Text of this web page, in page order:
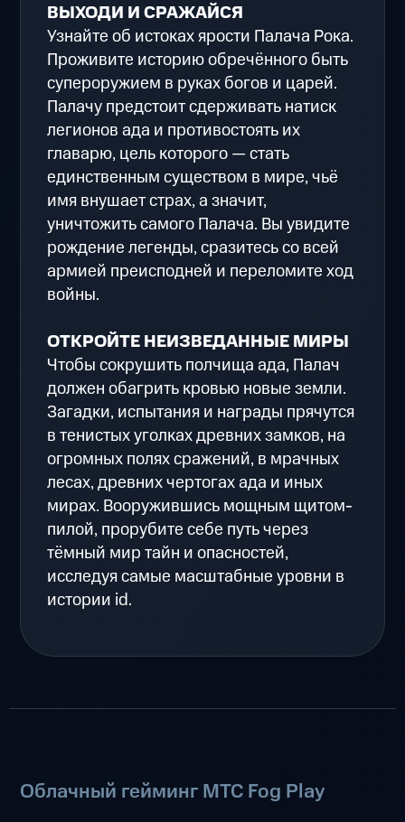
ВЫХОДИ И СРАЖАЙСЯ
Узнайте об истоках ярости Палача Рока.
Проживите историю обречённого быть
супероружием в руках богов и царей.
Палачу предстоит сдерживать натиск
легионов ада и противостоять их
главарю, цель которого — стать
единственным существом в мире, чьё
имя внушает страх, а значит,
уничтожить самого Палача. Вы увидите
рождение легенды, сразитесь со всей
армией преисподней и переломите ход
войны.
ОТКРОЙТЕ НЕИЗВЕДАННЫЕ МИРЫ
Чтобы сокрушить полчища ада, Палач
должен обагрить кровью новые земли.
Загадки, испытания и награды прячутся
в тенистых уголках древних замков, на
огромных полях сражений, в мрачных
лесах, древних чертогах ада и иных
мирах. Вооружившись мощным щитом-
пилой, прорубите себе путь через
тёмный мир тайн и опасностей,
исследуя самые масштабные уровни в
истории id.
Облачный гейминг МТС Fog Play